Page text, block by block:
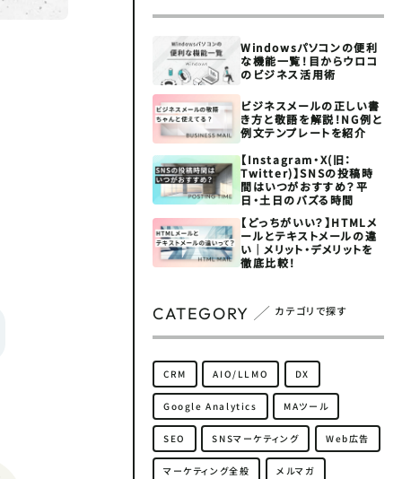
Windowsパソコンの便利
な機能一覧！目からウロコ
のビジネス活用術
ビジネスメールの正しい書
き方と敬語を解説！NG例と
例文テンプレートを紹介
【Instagram・X(旧：
Twitter)】SNSの投稿時
間はいつがおすすめ？平
日・土日のバズる時間
【どっちがいい？】HTMLメ
ールとテキストメールの違
い｜メリット・デメリットを
徹底比較！
CATEGORY カテゴリで探す
CRM AIO/LLMO DX
Google Analytics MAツール
SEO SNSマーケティング Web広告
マーケティング全般 メルマガ